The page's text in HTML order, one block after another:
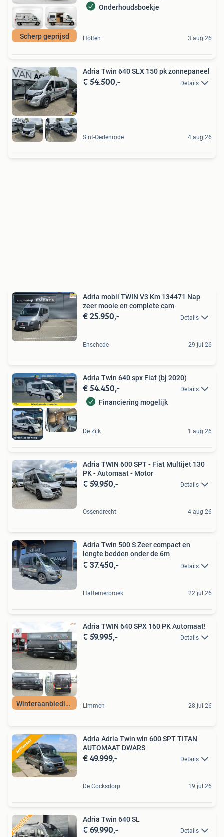
Scherp geprijsd
Onderhoudsboekje
Holten 3 aug 26
Adria Twin 640 SLX 150 pk zonnepaneel
€ 54.500,- Details
Sint-Oedenrode 4 aug 26
Adria mobil TWIN V3 Km 134471 Nap
zeer mooie en complete cam
€ 25.950,- Details
Enschede 29 jul 26
Adria Twin 640 spx Fiat (bj 2020)
€ 54.450,- Details
Financiering mogelijk
De Zilk 1 aug 26
Adria TWIN 600 SPT - Fiat Multijet 130
PK - Automaat - Motor
€ 59.950,- Details
Ossendrecht 4 aug 26
Adria Twin 500 S Zeer compact en
lengte bedden onder de 6m
€ 37.450,- Details
Hattemerbroek 22 jul 26
Winteraanbieding
Adria TWIN 640 SPX 160 PK Automaat!
€ 59.995,- Details
Limmen 28 jul 26
Adria Adria Twin win 600 SPT TITAN
AUTOMAAT DWARS
€ 49.999,- Details
De Cocksdorp 19 jul 26
Adria Twin 640 SL
€ 69.990,- Details